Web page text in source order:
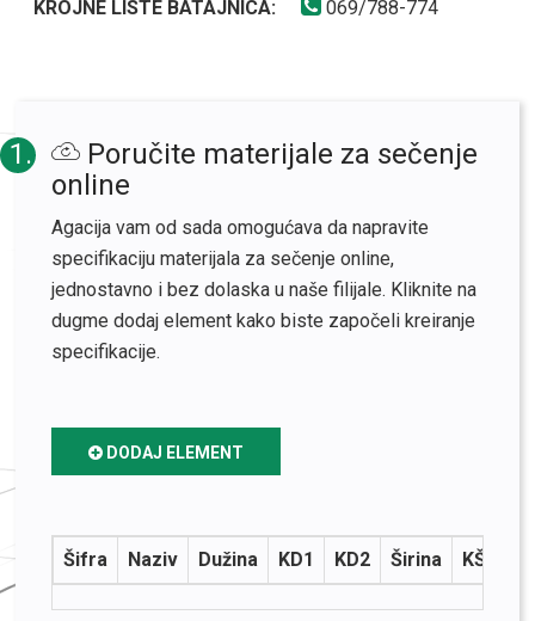
KROJNE LISTE BATAJNICA:
069/788-774
1.
Poručite materijale za sečenje
online
Agacija vam od sada omogućava da napravite
specifikaciju materijala za sečenje online,
jednostavno i bez dolaska u naše filijale. Kliknite na
dugme dodaj element kako biste započeli kreiranje
specifikacije.
DODAJ ELEMENT
Šifra Naziv Dužina KD1 KD2 Širina KŠ1